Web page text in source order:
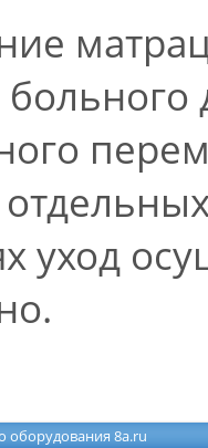
уход
оборудования 8a.ru